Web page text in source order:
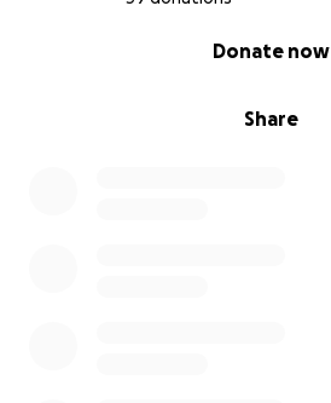
Share
Donate now